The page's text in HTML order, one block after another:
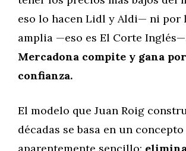
eso lo hacen Lidl y Aldi— ni por
amplia —eso es El Corte
Mercadona compite y gana
confianza.
El modelo que Juan Roig
décadas se basa en un concepto